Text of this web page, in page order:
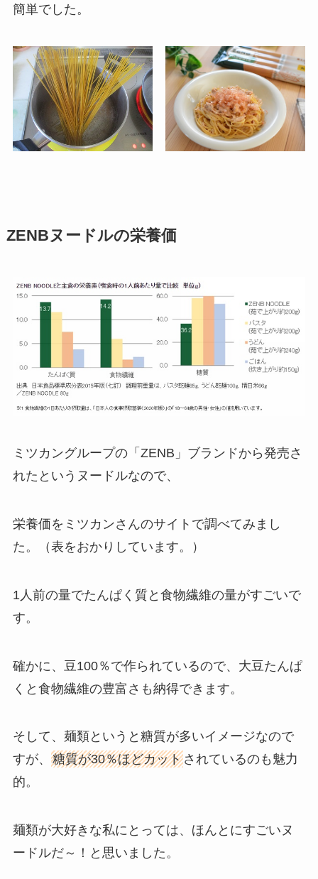
簡単でした。
ZENBヌードルの栄養価
ミツカングループの「ZENB」ブランドから発売さ
れたというヌードルなので、
栄養価をミツカンさんのサイトで調べてみまし
た。（表をおかりしています。）
1人前の量でたんぱく質と食物繊維の量がすごいで
す。
確かに、豆100％で作られているので、大豆たんぱ
くと食物繊維の豊富さも納得できます。
そして、麺類というと糖質が多いイメージなので
すが、 糖質が30％ほどカットされているのも魅力
的。
麺類が大好きな私にとっては、ほんとにすごいヌ
ードルだ～！と思いました。